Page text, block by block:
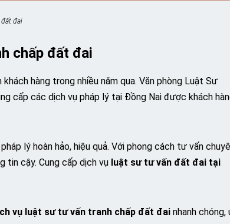
đất đai
chấp đất đai
hàng trong nhiều năm qua. Văn phòng Luật Sư
cấp các dịch vụ pháp lý tại Đồng Nai được khách
lý hoàn hảo, hiệu quả. Với phong cách tư vấn
tin cậy. Cung cấp dịch vụ luật sư tư vấn đất đai tại
vụ luật sư tư vấn tranh chấp đất đai nhanh chóng,